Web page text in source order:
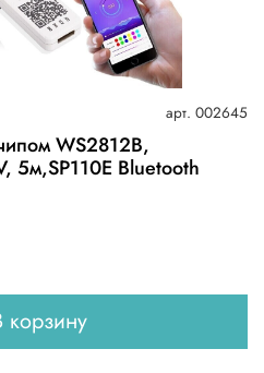
арт. 002645
WS2812B,
5м,SP110E Bluetooth
корзину